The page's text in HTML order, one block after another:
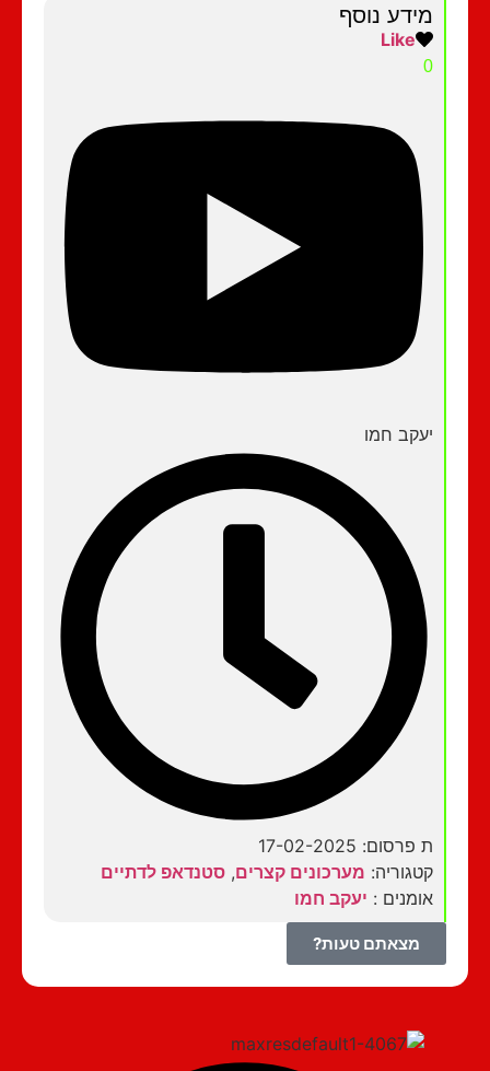
מידע נוסף
יעקב חמו
ת פרסום: 17-02-2025
קטגוריה:מערכונים קצרים , סטנדאפ לדתיים
אומנים :יעקב חמו
מצאתם טעות?